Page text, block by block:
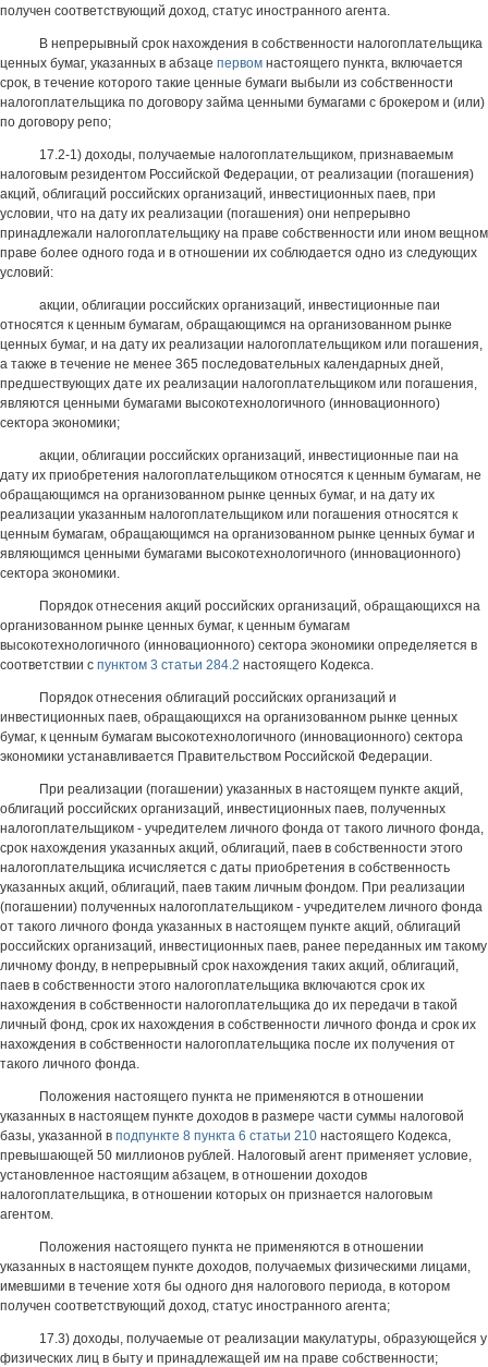
получен соответствующий доход, статус иностранного агента.
В непрерывный срок нахождения в собственности налогоплательщика
ценных бумаг, указанных в абзаце первом настоящего пункта, включается
срок, в течение которого такие ценные бумаги выбыли из собственности
налогоплательщика по договору займа ценными бумагами с брокером и (или)
по договору репо;
17.2-1) доходы, получаемые налогоплательщиком, признаваемым
налоговым резидентом Российской Федерации, от реализации (погашения)
акций, облигаций российских организаций, инвестиционных паев, при
условии, что на дату их реализации (погашения) они непрерывно
принадлежали налогоплательщику на праве собственности или ином вещном
праве более одного года и в отношении их соблюдается одно из следующих
условий:
акции, облигации российских организаций, инвестиционные паи
относятся к ценным бумагам, обращающимся на организованном рынке
ценных бумаг, и на дату их реализации налогоплательщиком или погашения,
а также в течение не менее 365 последовательных календарных дней,
предшествующих дате их реализации налогоплательщиком или погашения,
являются ценными бумагами высокотехнологичного (инновационного)
сектора экономики;
акции, облигации российских организаций, инвестиционные паи на
дату их приобретения налогоплательщиком относятся к ценным бумагам, не
обращающимся на организованном рынке ценных бумаг, и на дату их
реализации указанным налогоплательщиком или погашения относятся к
ценным бумагам, обращающимся на организованном рынке ценных бумаг и
являющимся ценными бумагами высокотехнологичного (инновационного)
сектора экономики.
Порядок отнесения акций российских организаций, обращающихся на
организованном рынке ценных бумаг, к ценным бумагам
высокотехнологичного (инновационного) сектора экономики определяется в
соответствии с пунктом 3 статьи 284.2 настоящего Кодекса.
Порядок отнесения облигаций российских организаций и
инвестиционных паев, обращающихся на организованном рынке ценных
бумаг, к ценным бумагам высокотехнологичного (инновационного) сектора
экономики устанавливается Правительством Российской Федерации.
При реализации (погашении) указанных в настоящем пункте акций,
облигаций российских организаций, инвестиционных паев, полученных
налогоплательщиком - учредителем личного фонда от такого личного фонда,
срок нахождения указанных акций, облигаций, паев в собственности этого
налогоплательщика исчисляется с даты приобретения в собственность
указанных акций, облигаций, паев таким личным фондом. При реализации
(погашении) полученных налогоплательщиком - учредителем личного фонда
от такого личного фонда указанных в настоящем пункте акций, облигаций
российских организаций, инвестиционных паев, ранее переданных им такому
личному фонду, в непрерывный срок нахождения таких акций, облигаций,
паев в собственности этого налогоплательщика включаются срок их
нахождения в собственности налогоплательщика до их передачи в такой
личный фонд, срок их нахождения в собственности личного фонда и срок их
нахождения в собственности налогоплательщика после их получения от
такого личного фонда.
Положения настоящего пункта не применяются в отношении
указанных в настоящем пункте доходов в размере части суммы налоговой
базы, указанной в подпункте 8 пункта 6 статьи 210 настоящего Кодекса,
превышающей 50 миллионов рублей. Налоговый агент применяет условие,
установленное настоящим абзацем, в отношении доходов
налогоплательщика, в отношении которых он признается налоговым
агентом.
Положения настоящего пункта не применяются в отношении
указанных в настоящем пункте доходов, получаемых физическими лицами,
имевшими в течение хотя бы одного дня налогового периода, в котором
получен соответствующий доход, статус иностранного агента;
17.3) доходы, получаемые от реализации макулатуры, образующейся у
физических лиц в быту и принадлежащей им на праве собственности;